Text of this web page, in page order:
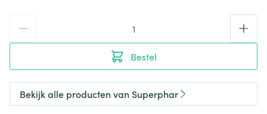
Bestel
Bekijk alle producten van Superphar